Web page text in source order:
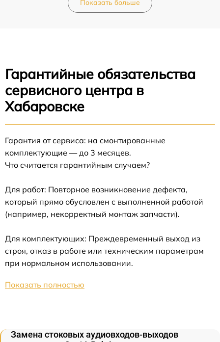
Показать больше
Гарантийные обязательства
сервисного центра в
Хабаровске
Гарантия от сервиса: на смонтированные
комплектующие — до 3 месяцев.
Что считается гарантийным случаем?
Для работ: Повторное возникновение дефекта,
который прямо обусловлен с выполненной работой
(например, некорректный монтаж запчасти).
Для комплектующих: Преждевременный выход из
строя, отказ в работе или техническим параметрам
при нормальном использовании.
Показать полностью
Замена стоковых аудиовходов-выходов